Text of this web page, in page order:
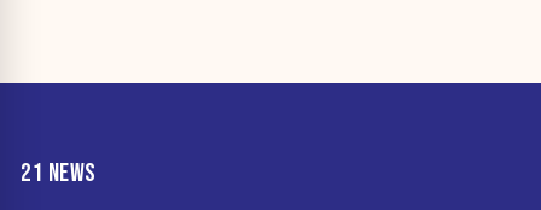
21 NEWS